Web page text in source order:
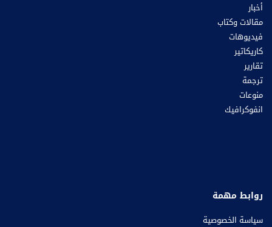
أخبار
مقالات وكتاب
فيديوهات
كاريكاتير
تقارير
ترجمة
منوعات
انفوكرافيك
روابط مهمة
سياسة الخصوصية